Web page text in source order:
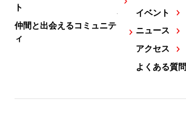
ト
仲間と出会えるコミュニテ
ィ
イベント
ニュース
アクセス
よくある質問